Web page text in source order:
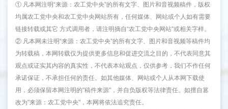
① 凡本网注明“来源：农工党中央”的所有文字、图片和音视频稿件，版权
均属农工党中央和农工党中央网站所有，任何媒体、网站或个人如有需要
链接转载或其它 方式调用者，请注明摘自“农工党中央网站”或相关字样。
② 凡本网未注明“来源：农工党中央”的所有文字、图片和音视频等稿件均
为转载稿，本网转载仅为提供更多信息和促进交流之目的，不代表同意其
观点或证实其内容的真实性，不代表本站观点，仅供参考，我们不作任何
承诺保证，不承担任何的责任。如其他媒体、网站或个人从本网下载使
用，必须保留本网注明的"稿件来源"，并自负版权等法律责任。如擅自篡
改为"来源：农工党中央"，本网将依法追究责任。